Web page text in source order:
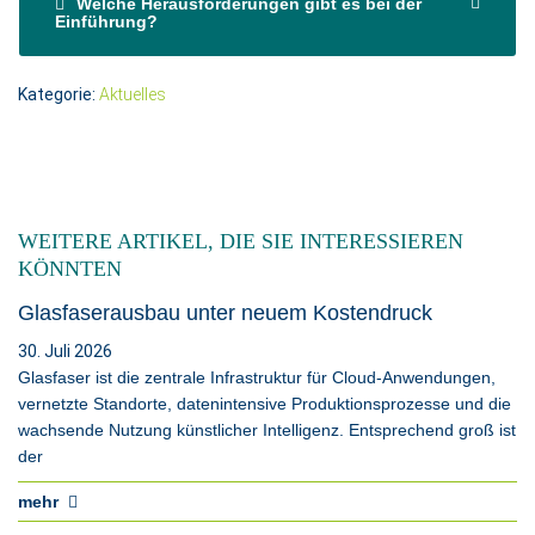
Einführung?
Kategorie: Aktuelles
WEITERE ARTIKEL, DIE SIE INTERESSIEREN
KÖNNTEN
Glasfaserausbau unter neuem Kostendruck
30. Juli 2026
Glasfaser ist die zentrale Infrastruktur für Cloud-Anwendungen,
vernetzte Standorte, datenintensive Produktionsprozesse und die
wachsende Nutzung künstlicher Intelligenz. Entsprechend groß ist
der
mehr